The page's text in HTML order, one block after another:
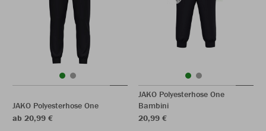
JAKO Polyesterhose One
ab 20,99 €
JAKO Polyesterhose One
Bambini
20,99 €